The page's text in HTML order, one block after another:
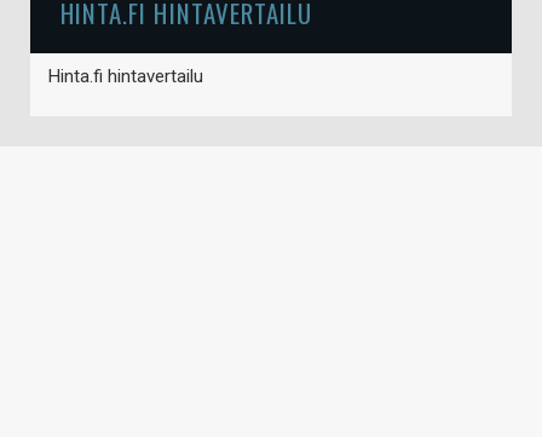
HINTA.FI HINTAVERTAILU
Hinta.fi hintavertailu